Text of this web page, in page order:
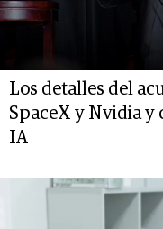
Los detalles del
SpaceX y Nvidia y
IA